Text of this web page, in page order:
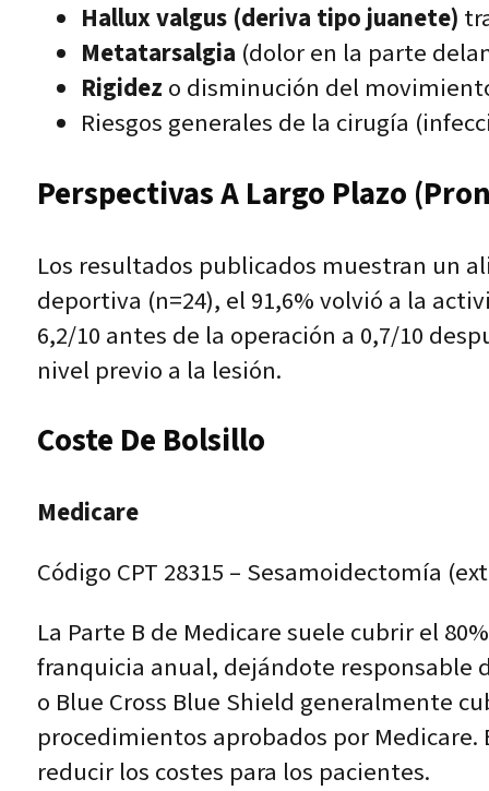
Hallux valgus (deriva tipo juanete)
Metatarsalgia (dolor en la parte
Rigidez o disminución del
Riesgos generales de la cirugía
Perspectivas A Largo Plazo
Los resultados publicados muestran un
deportiva (n=24), el 91,6% volvió a la
6,2/10 antes de la operación a 0,7/10
nivel previo a la lesión.
Coste De Bolsillo
Medicare
Código CPT 28315 – Sesamoidectomía
La Parte B de Medicare suele cubrir el
franquicia anual, dejándote responsable
o Blue Cross Blue Shield generalmente
procedimientos aprobados por
reducir los costes para los pacientes.